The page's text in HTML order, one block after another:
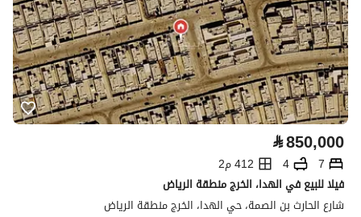
⃁850,000
7
4
412 م2
فيلا للبيع في الهدا، الخرج منطقة الرياض
شارع الحارث بن الصمة، حي الهدا، الخرج منطقة الرياض